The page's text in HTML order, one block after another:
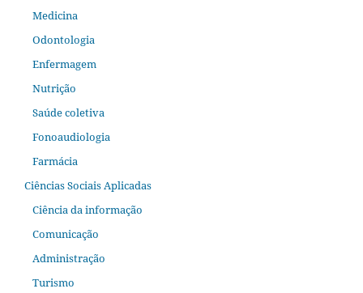
Medicina
Odontologia
Enfermagem
Nutrição
Saúde coletiva
Fonoaudiologia
Farmácia
Ciências Sociais Aplicadas
Ciência da informação
Comunicação
Administração
Turismo